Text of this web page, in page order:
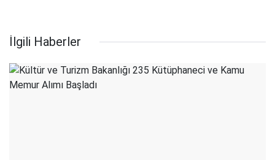
İlgili Haberler